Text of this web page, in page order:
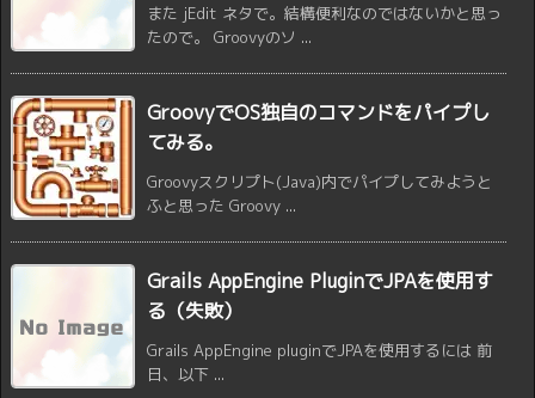
また jEdit ネタで。結構便利なのではないかと思っ
たので。 Groovyのソ ...
GroovyでOS独自のコマンドをパイプし
てみる。
Groovyスクリプト(Java)内でパイプしてみようと
ふと思った Groovy ...
Grails AppEngine PluginでJPAを使用す
る（失敗）
Grails AppEngine pluginでJPAを使用するには 前
日、以下 ...